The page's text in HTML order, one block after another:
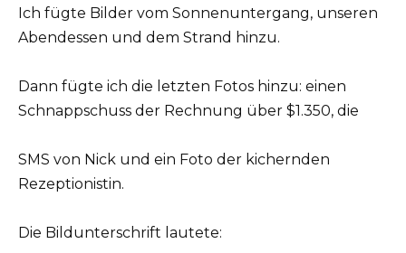
Ich fügte Bilder vom Sonnenuntergang, unseren
Abendessen und dem Strand hinzu.
Dann fügte ich die letzten Fotos hinzu: einen
Schnappschuss der Rechnung über $1.350, die
SMS von Nick und ein Foto der kichernden
Rezeptionistin.
Die Bildunterschrift lautete: